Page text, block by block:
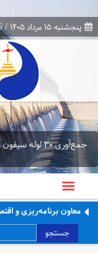
پنجشنبه ۱۵ مرداد ۱۴۰۵ /
6 August 2026
جمع‌آوری ۳۰ لوله
معاون برنامه‌ریزی و
جستجو